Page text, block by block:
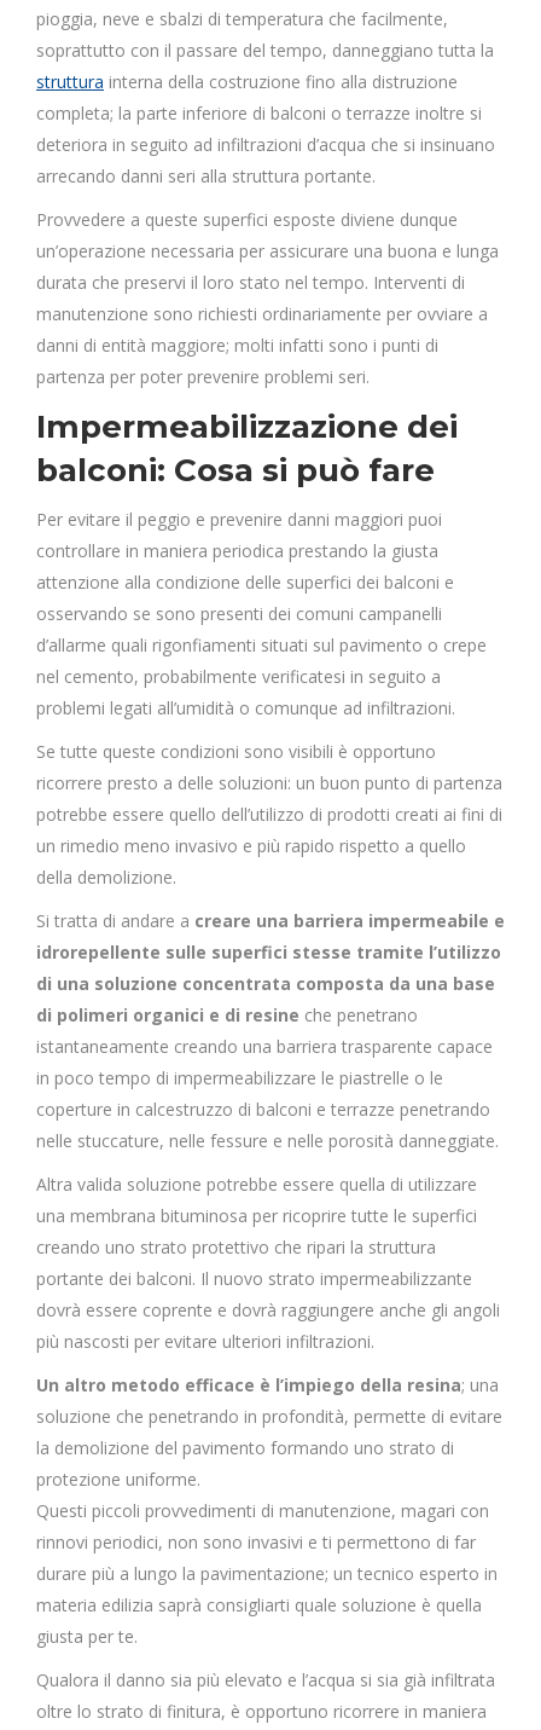
pioggia, neve e sbalzi di temperatura che facilmente,
soprattutto con il passare del tempo, danneggiano tutta la
struttura interna della costruzione fino alla distruzione
completa; la parte inferiore di balconi o terrazze inoltre si
deteriora in seguito ad infiltrazioni d’acqua che si insinuano
arrecando danni seri alla struttura portante.
Provvedere a queste superfici esposte diviene dunque
un’operazione necessaria per assicurare una buona e lunga
durata che preservi il loro stato nel tempo. Interventi di
manutenzione sono richiesti ordinariamente per ovviare a
danni di entità maggiore; molti infatti sono i punti di
partenza per poter prevenire problemi seri.
Impermeabilizzazione dei
balconi: Cosa si può fare
Per evitare il peggio e prevenire danni maggiori puoi
controllare in maniera periodica prestando la giusta
attenzione alla condizione delle superfici dei balconi e
osservando se sono presenti dei comuni campanelli
d’allarme quali rigonfiamenti situati sul pavimento o crepe
nel cemento, probabilmente verificatesi in seguito a
problemi legati all’umidità o comunque ad infiltrazioni.
Se tutte queste condizioni sono visibili è opportuno
ricorrere presto a delle soluzioni: un buon punto di partenza
potrebbe essere quello dell’utilizzo di prodotti creati ai fini di
un rimedio meno invasivo e più rapido rispetto a quello
della demolizione.
Si tratta di andare a creare una barriera impermeabile e
idrorepellente sulle superfici stesse tramite l’utilizzo
di una soluzione concentrata composta da una base
di polimeri organici e di resine che penetrano
istantaneamente creando una barriera trasparente capace
in poco tempo di impermeabilizzare le piastrelle o le
coperture in calcestruzzo di balconi e terrazze penetrando
nelle stuccature, nelle fessure e nelle porosità danneggiate.
Altra valida soluzione potrebbe essere quella di utilizzare
una membrana bituminosa per ricoprire tutte le superfici
creando uno strato protettivo che ripari la struttura
portante dei balconi. Il nuovo strato impermeabilizzante
dovrà essere coprente e dovrà raggiungere anche gli angoli
più nascosti per evitare ulteriori infiltrazioni.
Un altro metodo efficace è l’impiego della resina; una
soluzione che penetrando in profondità, permette di evitare
la demolizione del pavimento formando uno strato di
protezione uniforme.
Questi piccoli provvedimenti di manutenzione, magari con
rinnovi periodici, non sono invasivi e ti permettono di far
durare più a lungo la pavimentazione; un tecnico esperto in
materia edilizia saprà consigliarti quale soluzione è quella
giusta per te.
Qualora il danno sia più elevato e l’acqua si sia già infiltrata
oltre lo strato di finitura, è opportuno ricorrere in maniera